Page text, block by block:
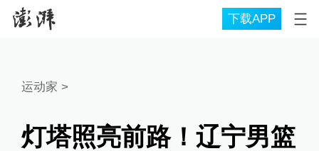
下载APP
运动家 >
灯塔照亮前路！辽宁男篮